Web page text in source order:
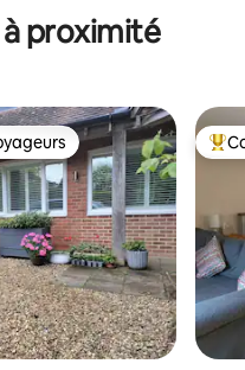
proximité
54 commentaires : 4,96 sur
les plus appréciés